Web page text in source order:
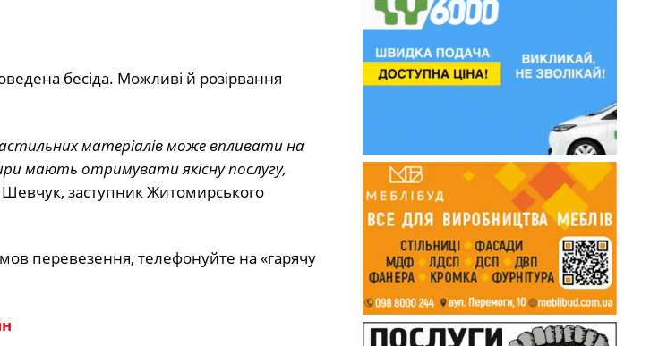
бесіда. Можливі й розірвання
матеріалів може впливати на
мають отримувати якісну послугу,
заступник Житомирського
перевезення, телефонуйте на «гарячу